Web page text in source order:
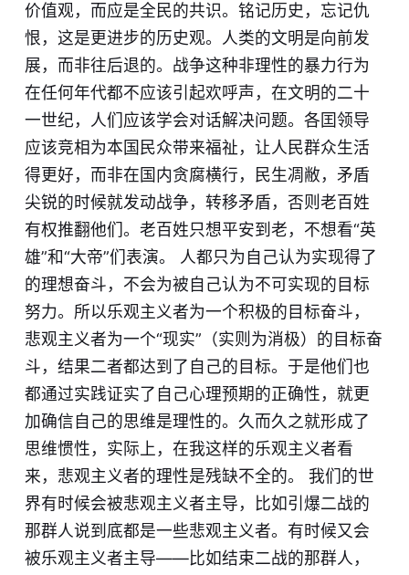
价值观，而应是全民的共识。铭记历史，忘记仇
恨，这是更进步的历史观。人类的文明是向前发
展，而非往后退的。战争这种非理性的暴力行为
在任何年代都不应该引起欢呼声，在文明的二十
一世纪，人们应该学会对话解决问题。各囯领导
应该竞相为本国民众带来福祉，让人民群众生活
得更好，而非在国内贪腐横行，民生凋敝，矛盾
尖锐的时候就发动战争，转移矛盾，否则老百姓
有权推翻他们。老百姓只想平安到老，不想看“英
雄”和“大帝”们表演。 人都只为自己认为实现得了
的理想奋斗，不会为被自己认为不可实现的目标
努力。所以乐观主义者为一个积极的目标奋斗，
悲观主义者为一个“现实”（实则为消极）的目标奋
斗，结果二者都达到了自己的目标。于是他们也
都通过实践证实了自己心理预期的正确性，就更
加确信自己的思维是理性的。久而久之就形成了
思维惯性，实际上，在我这样的乐观主义者看
来，悲观主义者的理性是残缺不全的。 我们的世
界有时候会被悲观主义者主导，比如引爆二战的
那群人说到底都是一些悲观主义者。有时候又会
被乐观主义者主导——比如结束二战的那群人，